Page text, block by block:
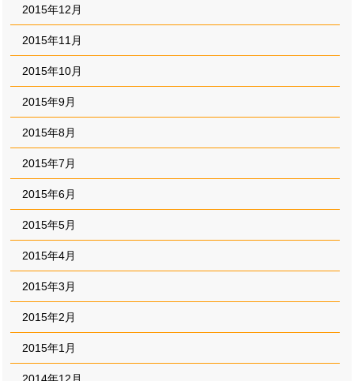
2015年12月
2015年11月
2015年10月
2015年9月
2015年8月
2015年7月
2015年6月
2015年5月
2015年4月
2015年3月
2015年2月
2015年1月
2014年12月